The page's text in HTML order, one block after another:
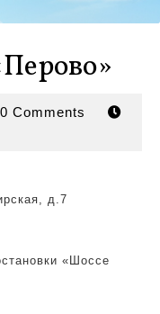
0 Comments
д.7
«Шоссе